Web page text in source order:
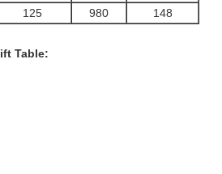
125 980 148
Table: